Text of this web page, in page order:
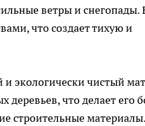
ветры и снегопады.
что создает тихую и
экологически чистый
что делает его
строительные материалы.